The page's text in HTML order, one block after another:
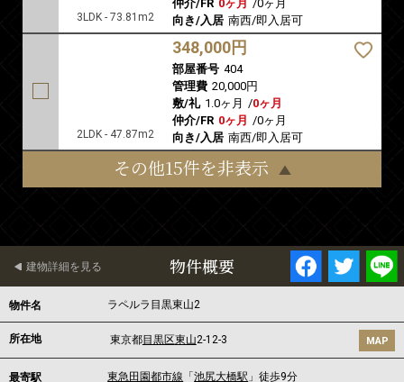
3LDK - 73.81m2
仲介/FR 0ヶ月 /0ヶ月
向き/入居 南西/即入居可
2LDK - 47.87m2
348,000円
部屋番号 404
管理費 20,000円
敷/礼 1.0ヶ月 /0ヶ月
仲介/FR 0ヶ月 /0ヶ月
向き/入居 南西/即入居可
その他15件を非表示
物件概要
建物詳細を見る
物件名 ラペルラ目黒東山2
所在地 東京都目黒区東山2-12-3 MAP
最寄駅 東急田園都市線 「池尻大橋駅 」徒歩9分